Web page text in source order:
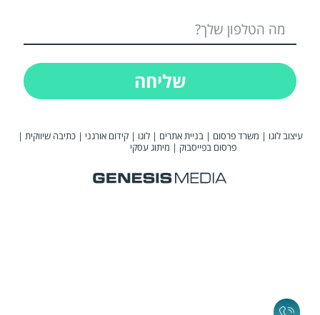
שליחה
עיצוב לוגו | משרד פרסום |בניית אתרים |לוגו |קידום אורגני |כתיבה שיווקית |
פרסום בפייסבוק | מיתוג עסקי